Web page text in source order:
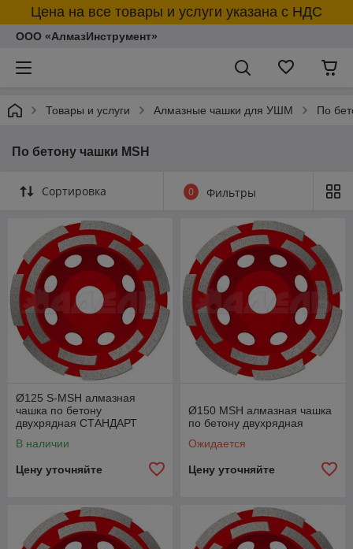
Цена на все товары и услуги указана с НДС
ООО «АлмазИнструмент»
Товары и услуги Алмазные чашки для УШМ По
По бетону чашки MSH
Сортировка 0 Фильтры
Ø125 S-MSH алмазная
чашка по бетону
двухрядная СТАНДАРТ
В наличии
Цену уточняйте
Ø150 MSH алмазная чашка
по бетону двухрядная
Ожидается
Цену уточняйте